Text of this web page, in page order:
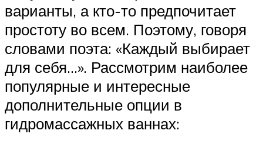
варианты, а кто-то предпочитает
простоту во всем. Поэтому, говоря
словами поэта: «Каждый выбирает
для себя…». Рассмотрим наиболее
популярные и интересные
дополнительные опции в
гидромассажных ваннах: